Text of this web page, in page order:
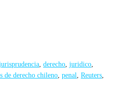
derecho juridico
de derecho chileno penal Reuters